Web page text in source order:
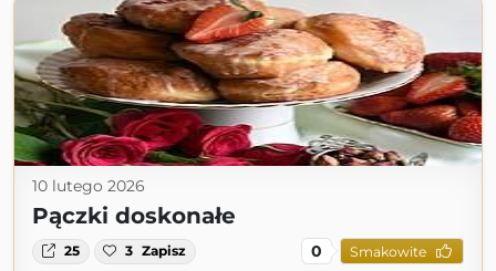
10 lutego 2026
Pączki doskonałe
25 3 Zapisz 0 Smakowite